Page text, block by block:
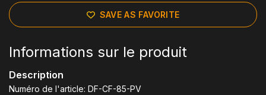
SAVE AS FAVORITE
Informations sur le produit
Description
Numéro de l'article: DF-CF-85-PV